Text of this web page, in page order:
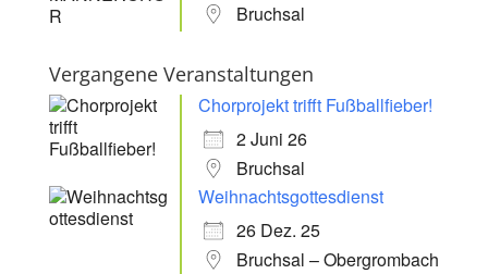
Bruchsal
Vergangene Veranstaltungen
Chorprojekt trifft Fußballfieber!
2 Juni 26
Bruchsal
Weihnachtsgottesdienst
26 Dez. 25
Bruchsal – Obergrombach